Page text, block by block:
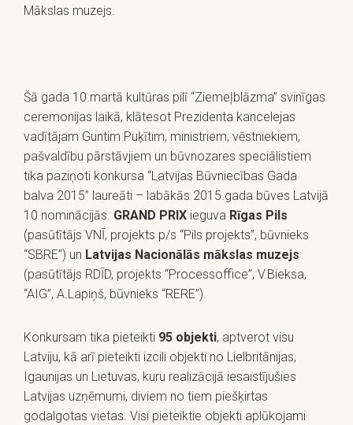
Mākslas muzejs.
Šā gada 10.martā kultūras pilī “Ziemeļblāzma” svinīgas
ceremonijas laikā, klātesot Prezidenta kancelejas
vadītājam Guntim Puķītim, ministriem, vēstniekiem,
pašvaldību pārstāvjiem un būvnozares speciālistiem
tika paziņoti konkursa “Latvijas Būvniecības Gada
balva 2015” laureāti – labākās 2015.gada būves Latvijā
10 nominācijās. GRAND PRIX ieguva Rīgas Pils
(pasūtītājs VNĪ, projekts p/s “Pils projekts”, būvnieks
“SBRE”) un Latvijas Nacionālās mākslas muzejs
(pasūtītājs RDĪD, projekts “Processoffice”, V.Bieksa,
“AIG”, A.Lapiņš, būvnieks “RERE”).
Konkursam tika pieteikti 95 objekti, aptverot visu
Latviju, kā arī pieteikti izcili objekti no Lielbritānijas,
Igaunijas un Lietuvas, kuru realizācijā iesaistījušies
Latvijas uzņēmumi, diviem no tiem piešķirtas
godalgotas vietas. Visi pieteiktie objekti aplūkojami